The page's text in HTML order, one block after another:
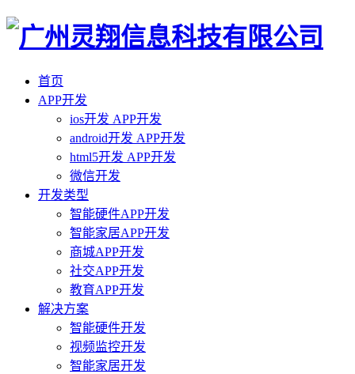
首页
APP开发
ios开发 APP开发
android开发 APP开发
html5开发 APP开发
微信开发
开发类型
智能硬件APP开发
智能家居APP开发
商城APP开发
社交APP开发
教育APP开发
解决方案
智能硬件开发
视频监控开发
智能家居开发